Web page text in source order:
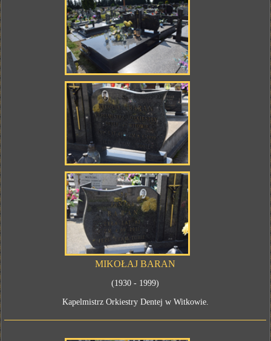
MIKOŁAJ BARAN
(1930 - 1999)
Kapelmistrz Orkiestry Dentej w Witkowie.